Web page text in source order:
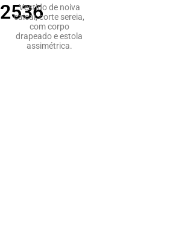
2536
Vestido de noiva
caicai, corte sereia,
com corpo
drapeado e estola
assimétrica.